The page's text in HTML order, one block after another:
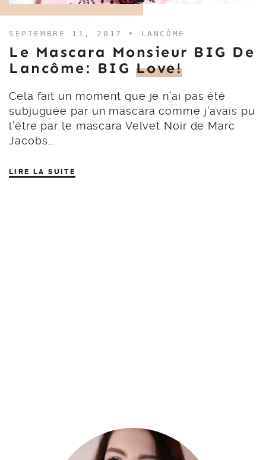
SEPTEMBRE 11, 2017 • LANCÔME
Le Mascara Monsieur BIG De
Lancôme: BIG Love!
Cela fait un moment que je n’ai pas été
subjuguée par un mascara comme j’avais pu
l’être par le mascara Velvet Noir de Marc
Jacobs….
LIRE LA SUITE